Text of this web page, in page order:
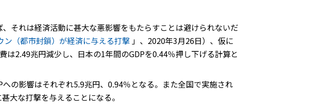
それは経済活動に甚大な悪影響をもたらすことは避けられないだ
ン（都市封鎖）が経済に与える打撃」、2020年3月26日）、仮に
2.49兆円減少し、日本の1年間のGDPを0.44％押し下げる計算と
の影響はそれぞれ5.9兆円、0.94％となる。また全国で実施され
大な打撃を与えることになる。